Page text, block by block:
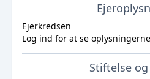
Ejerkredsen
Log ind for at se
Stiftelse